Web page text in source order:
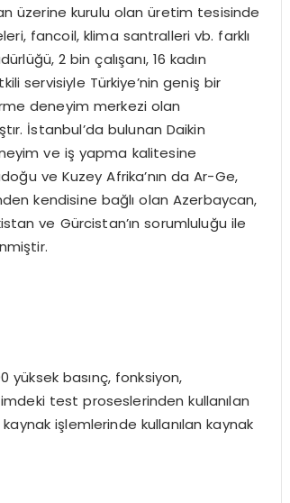
üzerine kurulu olan üretim tesisinde
fancoil, klima santralleri vb. farklı
2 bin çalışanı, 16 kadın
servisiyle Türkiye’nin geniş bir
deneyim merkezi olan
İstanbul’da bulunan Daikin
ve iş yapma kalitesine
ve Kuzey Afrika’nın da Ar-Ge,
kendisine bağlı olan Azerbaycan,
ve Gürcistan’ın sorumluluğu ile
yüksek basınç, fonksiyon,
test proseslerinden kullanılan
işlemlerinde kullanılan kaynak